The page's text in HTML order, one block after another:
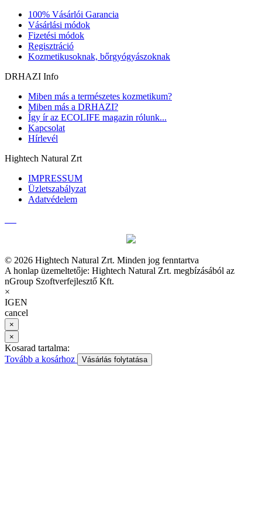
100% Vásárlói Garancia
Vásárlási módok
Fizetési módok
Regisztráció
Kozmetikusoknak, bőrgyógyászoknak
DRHAZI Info
Miben más a természetes kozmetikum?
Miben más a DRHAZI?
Így ír az ECOLIFE magazin rólunk...
Kapcsolat
Hírlevél
Hightech Natural Zrt
IMPRESSUM
Üzletszabályzat
Adatvédelem
© 2026 Hightech Natural Zrt. Minden jog fenntartva
A honlap üzemeltetője: Hightech Natural Zrt. megbízásából az
nGroup Szoftverfejlesztő Kft.
×
IGEN
cancel
×
×
Kosarad tartalma:
Tovább a kosárhoz
Vásárlás folytatása